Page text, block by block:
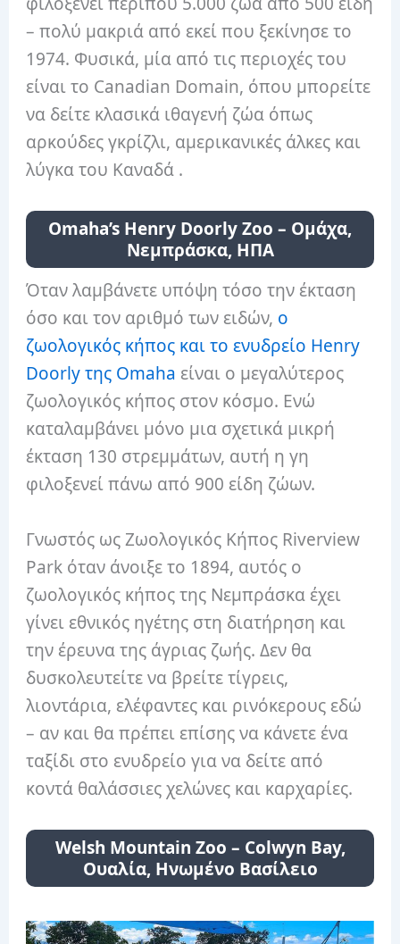
– πολύ μακριά από εκεί που ξεκίνησε το
1974. Φυσικά, μία από τις περιοχές του
είναι το Canadian Domain, όπου μπορείτε
να δείτε κλασικά ιθαγενή ζώα όπως
αρκούδες γκρίζλι, αμερικανικές άλκες και
λύγκα του Καναδά .
Omaha’s Henry Doorly Zoo – Ομάχα,
Νεμπράσκα, ΗΠΑ
Όταν λαμβάνετε υπόψη τόσο την έκταση
όσο και τον αριθμό των ειδών, ο
ζωολογικός κήπος και το ενυδρείο Henry
Doorly της Omaha είναι ο μεγαλύτερος
ζωολογικός κήπος στον κόσμο. Ενώ
καταλαμβάνει μόνο μια σχετικά μικρή
έκταση 130 στρεμμάτων, αυτή η γη
φιλοξενεί πάνω από 900 είδη ζώων.
Γνωστός ως Ζωολογικός Κήπος Riverview
Park όταν άνοιξε το 1894, αυτός ο
ζωολογικός κήπος της Νεμπράσκα έχει
γίνει εθνικός ηγέτης στη διατήρηση και
την έρευνα της άγριας ζωής. Δεν θα
δυσκολευτείτε να βρείτε τίγρεις,
λιοντάρια, ελέφαντες και ρινόκερους εδώ
– αν και θα πρέπει επίσης να κάνετε ένα
ταξίδι στο ενυδρείο για να δείτε από
κοντά θαλάσσιες χελώνες και καρχαρίες.
Welsh Mountain Zoo – Colwyn Bay,
Ουαλία, Ηνωμένο Βασίλειο